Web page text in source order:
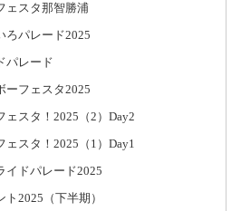
ェスタ那智勝浦
ろパレード2025
パレード
ーフェスタ2025
ェスタ！2025（2）Day2
ェスタ！2025（1）Day1
イドパレード2025
2025（下半期）